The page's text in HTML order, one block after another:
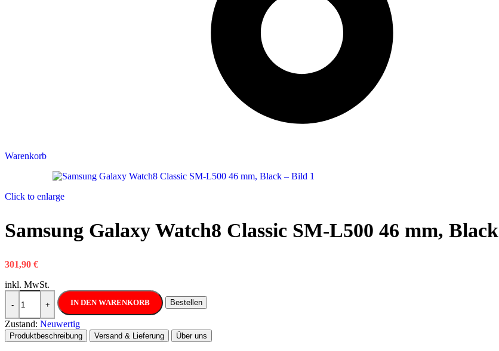
Warenkorb
Click to enlarge
Samsung Galaxy Watch8 Classic SM-L500 46 mm, Black
301,90 €
inkl. MwSt.
-
Samsung Galaxy Watch8 Classic SM-L500 46 mm, Black Menge
+ IN DEN WARENKORB Bestellen
Zustand: Neuwertig
Produktbeschreibung Versand & Lieferung Über uns